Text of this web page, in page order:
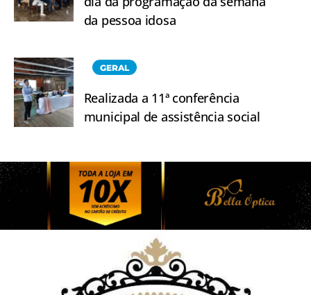
da pessoa idosa
GERAL
Realizada a 11ª conferência
municipal de assistência social